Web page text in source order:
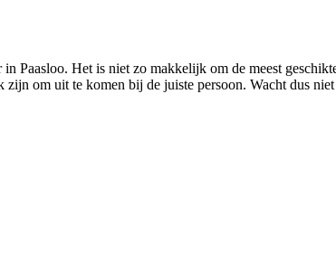
Paasloo. Het is niet zo makkelijk om de meest
om uit te komen bij de juiste persoon. Wacht dus